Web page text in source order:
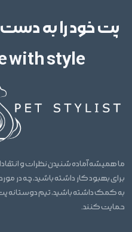
پت خود را به دست
with style
ما همیشه آماده شنیدن نظرات و
برای بهبود کار داشته باشید، چه در
به کمک داشته باشید، تیم دوستانه
حمایت کنند.